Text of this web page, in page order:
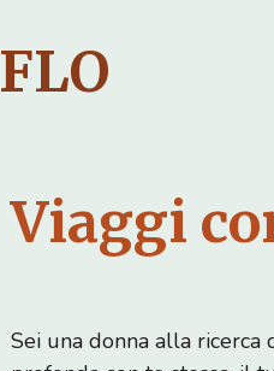
FLO
Viaggi
Sei una donna alla ricerca